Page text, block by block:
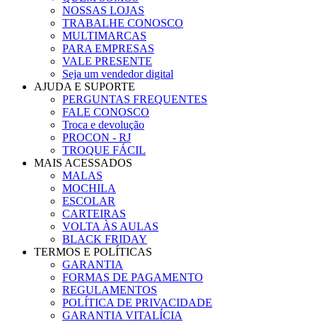
NOSSAS LOJAS
TRABALHE CONOSCO
MULTIMARCAS
PARA EMPRESAS
VALE PRESENTE
Seja um vendedor digital
AJUDA E SUPORTE
PERGUNTAS FREQUENTES
FALE CONOSCO
Troca e devolução
PROCON - RJ
TROQUE FÁCIL
MAIS ACESSADOS
MALAS
MOCHILA
ESCOLAR
CARTEIRAS
VOLTA ÀS AULAS
BLACK FRIDAY
TERMOS E POLÍTICAS
GARANTIA
FORMAS DE PAGAMENTO
REGULAMENTOS
POLÍTICA DE PRIVACIDADE
GARANTIA VITALÍCIA